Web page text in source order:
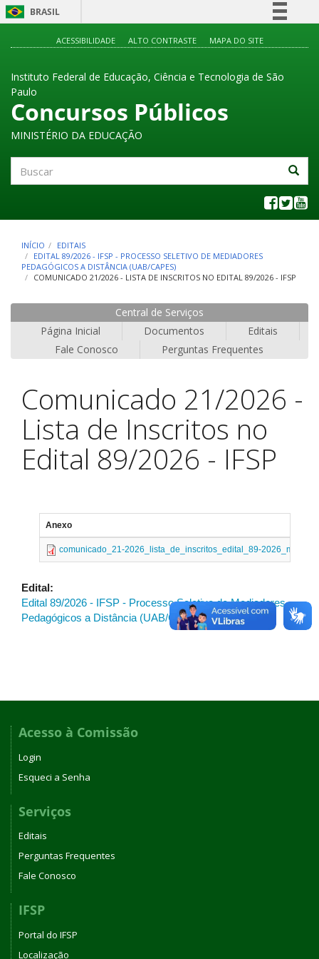
BRASIL
Participe
Legislação
ACESSIBILIDADE ALTO CONTRASTE MAPA DO SITE
Instituto Federal de Educação, Ciência e Tecnologia de São
Paulo
Concursos Públicos
MINISTÉRIO DA EDUCAÇÃO
INÍCIO
EDITAIS
EDITAL 89/2026 - IFSP - PROCESSO SELETIVO DE MEDIADORES
PEDAGÓGICOS A DISTÂNCIA (UAB/CAPES)
COMUNICADO 21/2026 - LISTA DE INSCRITOS NO EDITAL 89/2026 - IFSP
Central de Serviços
Página Inicial
Documentos
Editais
Fale Conosco
Perguntas Frequentes
Comunicado 21/2026 -
Lista de Inscritos no
Edital 89/2026 - IFSP
Anexo
comunicado_21-2026_lista_de_inscritos_edital_89-
Edital:
Edital 89/2026 - IFSP - Processo Seletivo de Mediadores
Pedagógicos a Distância (UAB/CAPES)
Acesso à Comissão
Login
Esqueci a Senha
Serviços
Editais
Perguntas Frequentes
Fale Conosco
IFSP
Portal do IFSP
Localização